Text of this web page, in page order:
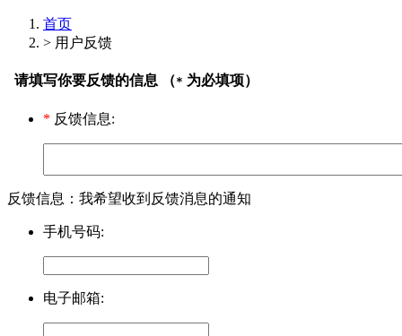
首页
> 用户反馈
请填写你要反馈的信息 （* 为必填项）
* 反馈信息:
反馈信息：我希望收到反馈消息的通知
手机号码:
电子邮箱: